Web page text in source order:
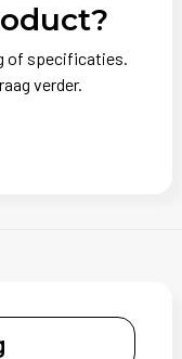
of specificaties.
verder.